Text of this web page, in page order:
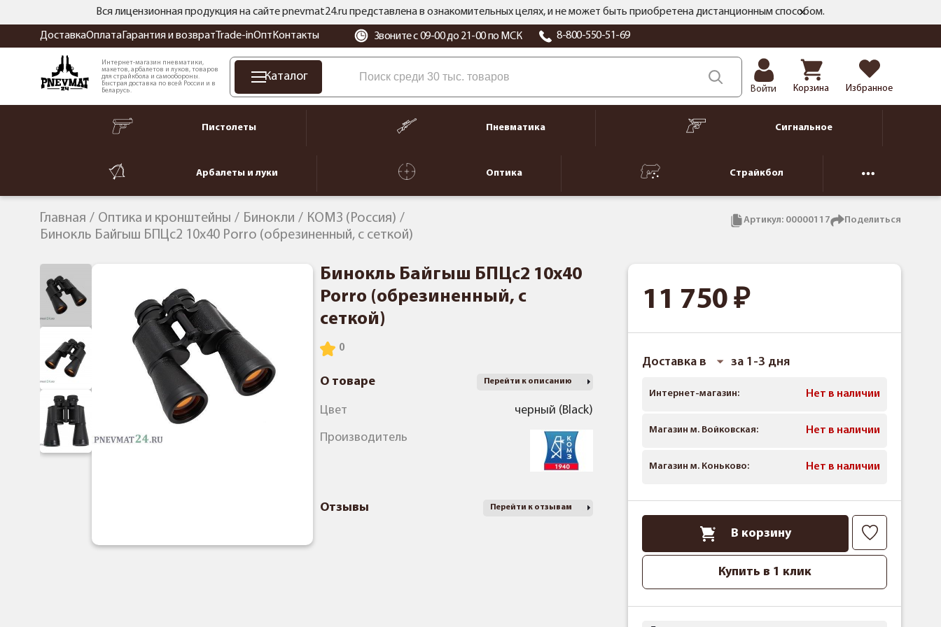
Вся лицензионная продукция на сайте pnevmat24.ru представлена в ознакомительных целях, и не может быть приобретена дистанционным способом.
ДоставкаОплата Гарантия и возврат Trade-inОпт Контакты Звоните с 09-00 до 21-00 по МСК 8-800-550-51-69
Интернет-магазин пневматики,
макетов, арбалетов и луков, товаров
для страйкбола и самообороны.
Быстрая доставка по всей России и в
Беларусь.
Каталог
Войти Корзина Избранное
Пистолеты Пневматика Сигнальное
Арбалеты и луки Оптика Страйкбол
Главная Оптика и кронштейны Бинокли
КОМЗ (Россия)
Бинокль Байгыш БПЦс2 10x40 Porro (обрезиненный, с сеткой)
Артикул: 00000117 Поделиться
Бинокль Байгыш БПЦс2 10x40
Porro (обрезиненный, с
сеткой)
О товаре Перейти к описанию
Цвет черный (Black)
Производитель
Отзывы Перейти к отзывам
11 750
Доставка в за 1-3 дня
Интернет-магазин: Нет в наличии
Магазин м. Войковская: Нет в наличии
Магазин м. Коньково: Нет в наличии
В корзину
Купить в 1 клик